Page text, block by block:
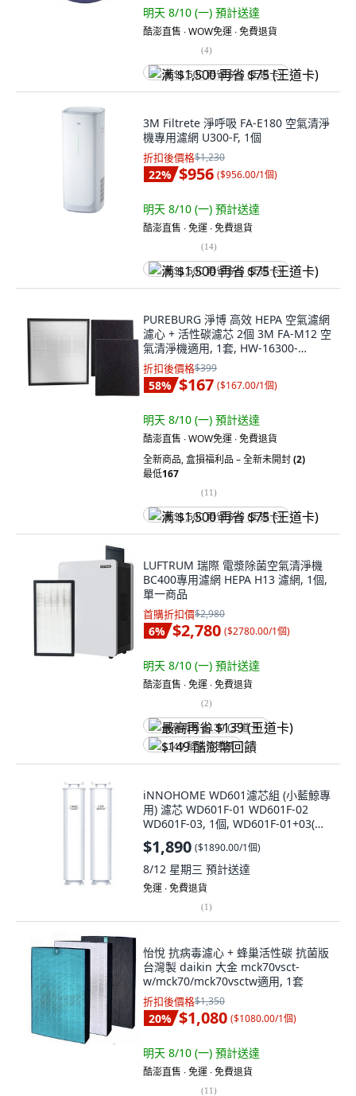
明天 8/10 (一) 預計送達
酷澎直售 ∙ WOW免運 ∙ 免費退貨
(4)
满 $1,500 再省 $75 (王道卡)
3M Filtrete 淨呼吸 FA-E180 空氣清淨
機專用濾網 U300-F, 1個
折扣後價格$1,230
22% $956 ($956.00/1個)
明天 8/10 (一) 預計送達
酷澎直售 ∙ 免運 ∙ 免費退貨
(14)
满 $1,500 再省 $75 (王道卡)
PUREBURG 淨博 高效 HEPA 空氣濾網
濾心 + 活性碳濾芯 2個 3M FA-M12 空
氣清淨機適用, 1套, HW-16300-
01/HW-C16300-02
折扣後價格$399
58% $167 ($167.00/1個)
明天 8/10 (一) 預計送達
酷澎直售 ∙ WOW免運 ∙ 免費退貨
全新商品,盒損福利品 – 全新未開封(2)
最低167
(11)
满 $1,500 再省 $75 (王道卡)
LUFTRUM 瑞際 電漿除菌空氣清淨機
BC400專用濾網 HEPA H13 濾網, 1個,
單一商品
首購折扣價$2,980
6% $2,780 ($2780.00/1個)
明天 8/10 (一) 預計送達
酷澎直售 ∙ 免運 ∙ 免費退貨
(2)
最高再省 $139 (王道卡)
$149 酷澎幣回饋
iNNOHOME WD601濾芯組 (小藍鯨專
用) 濾芯 WD601F-01 WD601F-02
WD601F-03, 1個, WD601F-01+03(濾
芯組), WD601F-01+03
$1,890 ($1890.00/1個)
8/12 星期三 預計送達
免運 ∙ 免費退貨
(1)
怡悅 抗病毒濾心 + 蜂巢活性碳 抗菌版
台灣製 daikin 大金 mck70vsct-
w/mck70/mck70vsctw適用, 1套
折扣後價格$1,350
20% $1,080 ($1080.00/1個)
明天 8/10 (一) 預計送達
酷澎直售 ∙ 免運 ∙ 免費退貨
(11)